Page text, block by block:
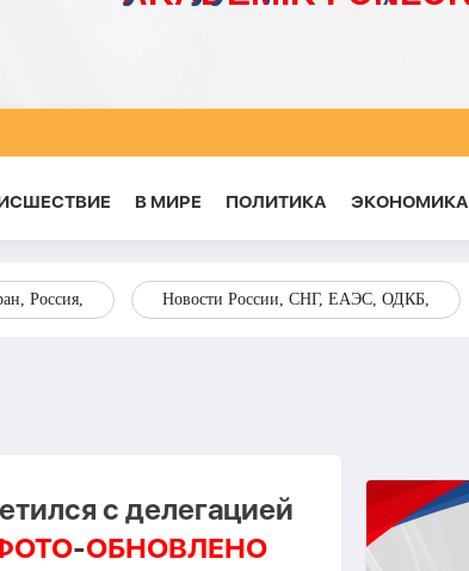
В МИРЕ ПОЛИТИКА ЭКОНОМИКА
Россия, Новости России, СНГ, ЕАЭС, ОДКБ,
с делегацией
-ОБНОВЛЕНО